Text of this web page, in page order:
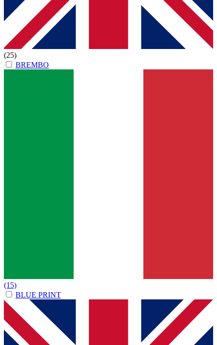
(25)
BREMBO
(15)
BLUE PRINT